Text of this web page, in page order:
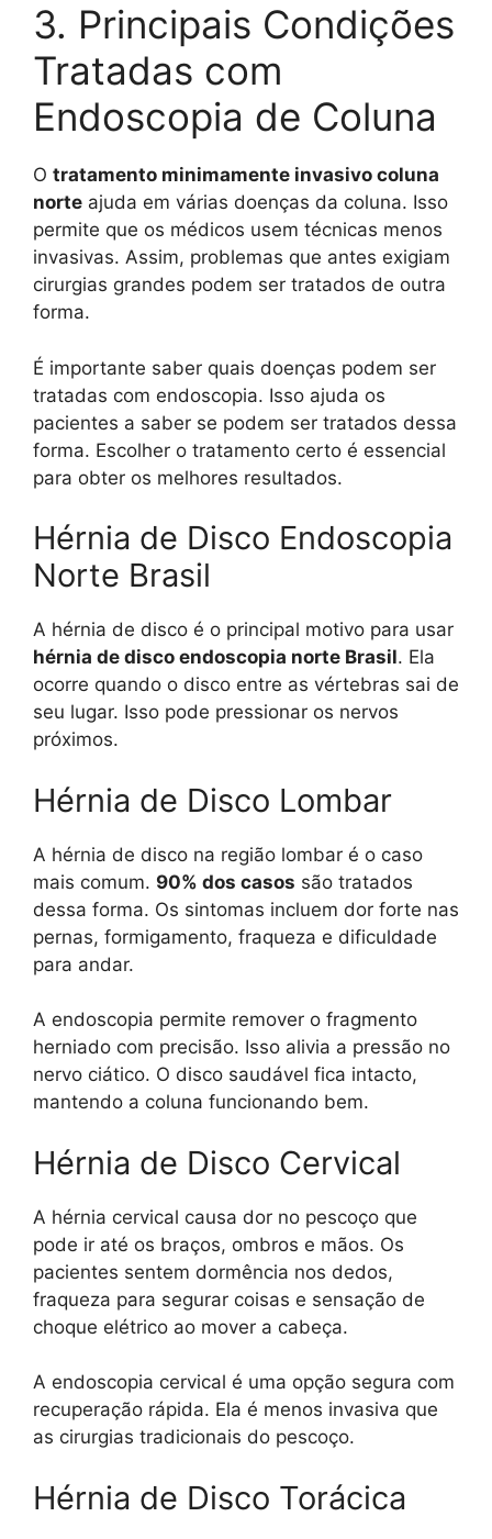
3. Principais Condições
Tratadas com
Endoscopia de Coluna
O tratamento minimamente invasivo coluna
norte ajuda em várias doenças da coluna. Isso
permite que os médicos usem técnicas menos
invasivas. Assim, problemas que antes exigiam
cirurgias grandes podem ser tratados de outra
forma.
É importante saber quais doenças podem ser
tratadas com endoscopia. Isso ajuda os
pacientes a saber se podem ser tratados dessa
forma. Escolher o tratamento certo é essencial
para obter os melhores resultados.
Hérnia de Disco Endoscopia
Norte Brasil
A hérnia de disco é o principal motivo para usar
hérnia de disco endoscopia norte Brasil. Ela
ocorre quando o disco entre as vértebras sai de
seu lugar. Isso pode pressionar os nervos
próximos.
Hérnia de Disco Lombar
A hérnia de disco na região lombar é o caso
mais comum. 90% dos casos são tratados
dessa forma. Os sintomas incluem dor forte nas
pernas, formigamento, fraqueza e dificuldade
para andar.
A endoscopia permite remover o fragmento
herniado com precisão. Isso alivia a pressão no
nervo ciático. O disco saudável fica intacto,
mantendo a coluna funcionando bem.
Hérnia de Disco Cervical
A hérnia cervical causa dor no pescoço que
pode ir até os braços, ombros e mãos. Os
pacientes sentem dormência nos dedos,
fraqueza para segurar coisas e sensação de
choque elétrico ao mover a cabeça.
A endoscopia cervical é uma opção segura com
recuperação rápida. Ela é menos invasiva que
as cirurgias tradicionais do pescoço.
Hérnia de Disco Torácica